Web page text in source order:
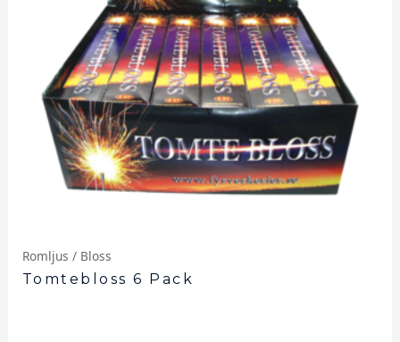
Romljus / Bloss
Tomtebloss 6 Pack